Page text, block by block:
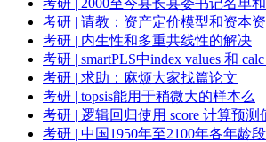
考研 | 2000至今县长县委书记名单
考研 | 请教：资产定价模型和资本
考研 | 内生性和多重共线性的解决
考研 | smartPLS中index values 和 calc
考研 | 求助：麻烦大家找篇论文
考研 | topsis能用于稍微大的样本么
考研 | 逻辑回归使用 score 计算预测
考研 | 中国1950年至2100年各年龄